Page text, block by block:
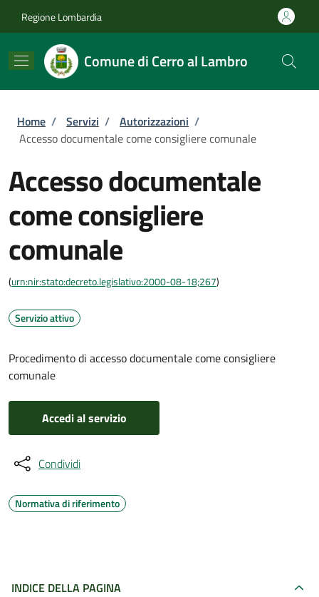
Regione Lombardia
Comune di Cerro al Lambro
Briciole di pane
Home / Servizi / Autorizzazioni /
Accesso documentale come consigliere comunale
Accesso documentale
come consigliere
comunale
(urn:nir:stato:decreto.legislativo:2000-08-18;267)
Servizio attivo
Procedimento di accesso documentale come consigliere
comunale
Accedi al servizio
Condividi
Normativa di riferimento
INDICE DELLA PAGINA